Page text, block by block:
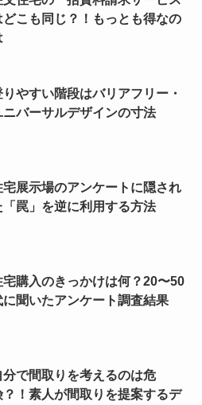
どこも同じ？！もっとも得なの
りやすい階段はバリアフリー・
ニバーサルデザインの寸法
宅展示場のアンケートに隠され
「罠」を逆に利用する方法
宅購入のきっかけは何？20〜50
に聞いたアンケート調査結果
分で間取りを考えるのは危
？！素人が間取りを提案するデ